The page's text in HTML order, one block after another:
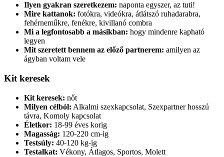
Ilyen gyakran szeretkezem: naponta egyszer, az tuti!
Mire kattanok: fotókra, videókra, átlátszó ruhadarabra,
fehérneműkre, fenékre, kivillanó combra
Mi a legfontosabb a másikban: hogy mindenre kapható
legyen
Mit szeretett bennem az előző partnerem: amilyen az
ágyban voltam vele
Kit keresek
Kit keresek: nőt
Milyen célból: Alkalmi szexkapcsolat, Szexpartner hosszú
távra, Komoly kapcsolat
Életkor: 18-99 éves korig
Magasság: 120-220 cm-ig
Testsúly: 40-120 kg-ig
Testalkat: Vékony, Átlagos, Sportos, Molett